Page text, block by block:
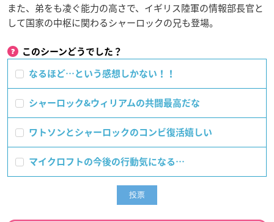
また、弟をも凌ぐ能力の高さで、イギリス陸軍の情報部長官と
して国家の中枢に関わるシャーロックの兄も登場。
このシーンどうでした？
なるほど…という感想しかない！！
シャーロック&ウィリアムの共闘最高だな
ワトソンとシャーロックのコンビ復活嬉しい
マイクロフトの今後の行動気になる…